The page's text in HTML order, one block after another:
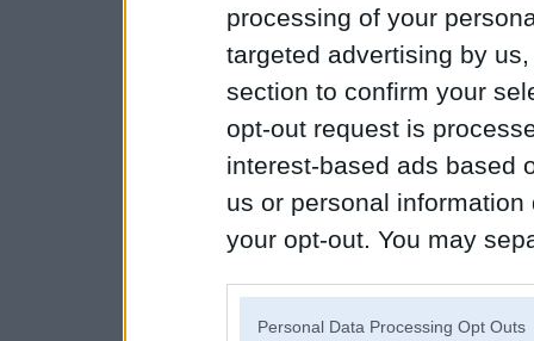
processing of your
targeted advertising by
section to confirm your
opt-out request is
interest-based ads based
us or personal
your opt-out. You may
Personal Data Processing Opt Outs